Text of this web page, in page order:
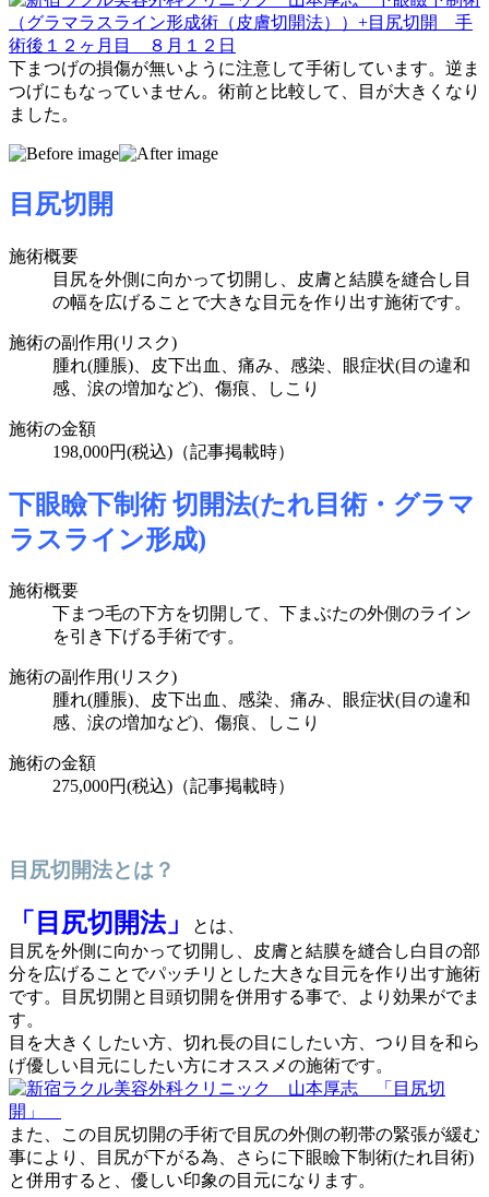
下まつげの損傷が無いように注意して手術しています。逆ま
つげにもなっていません。術前と比較して、目が大きくなり
ました。
目尻切開
施術概要
目尻を外側に向かって切開し、皮膚と結膜を縫合し目
の幅を広げることで大きな目元を作り出す施術です。
施術の副作用(リスク)
腫れ(腫脹)、皮下出血、痛み、感染、眼症状(目の違和
感、涙の増加など)、傷痕、しこり
施術の金額
198,000円(税込) （記事掲載時）
下眼瞼下制術 切開法(たれ目術・グラマ
ラスライン形成)
施術概要
下まつ毛の下方を切開して、下まぶたの外側のライン
を引き下げる手術です。
施術の副作用(リスク)
腫れ(腫脹)、皮下出血、感染、痛み、眼症状(目の違和
感、涙の増加など)、傷痕、しこり
施術の金額
275,000円(税込) （記事掲載時）
目尻切開法とは？
「目尻切開法」
とは、
目尻を外側に向かって切開し、皮膚と結膜を縫合し白目の部
分を広げることでパッチリとした大きな目元を作り出す施術
です。目尻切開と目頭切開を併用する事で、より効果がでま
す。
目を大きくしたい方、切れ長の目にしたい方、つり目を和ら
げ優しい目元にしたい方にオススメの施術です。
また、この目尻切開の手術で目尻の外側の靭帯の緊張が緩む
事により、目尻が下がる為、さらに下眼瞼下制術(たれ目術)
と併用すると、優しい印象の目元になります。